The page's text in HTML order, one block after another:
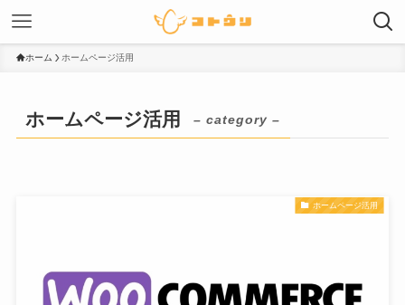
ホーム ホームページ活用
ホームページ活用 – category –
ホームページ活用